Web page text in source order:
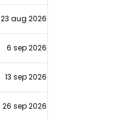
23 aug 2026
6 sep 2026
13 sep 2026
26 sep 2026